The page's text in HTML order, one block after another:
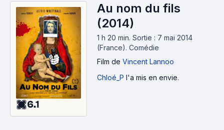
6.1
Au nom du fils
(2014)
1 h 20 min. Sortie : 7 mai 2014
(France). Comédie
Film de Vincent Lannoo
Chloé_P l'a mis en envie.